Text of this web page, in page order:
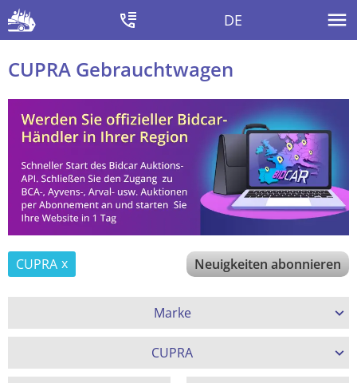
DE
CUPRA Gebrauchtwagen
CUPRA Neuigkeiten abonnieren
Marke
CUPRA